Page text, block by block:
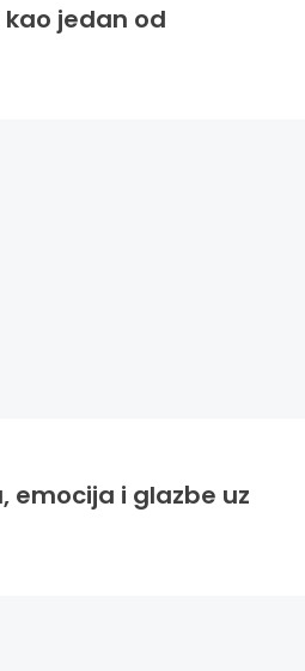
jedan od
emocija i glazbe uz